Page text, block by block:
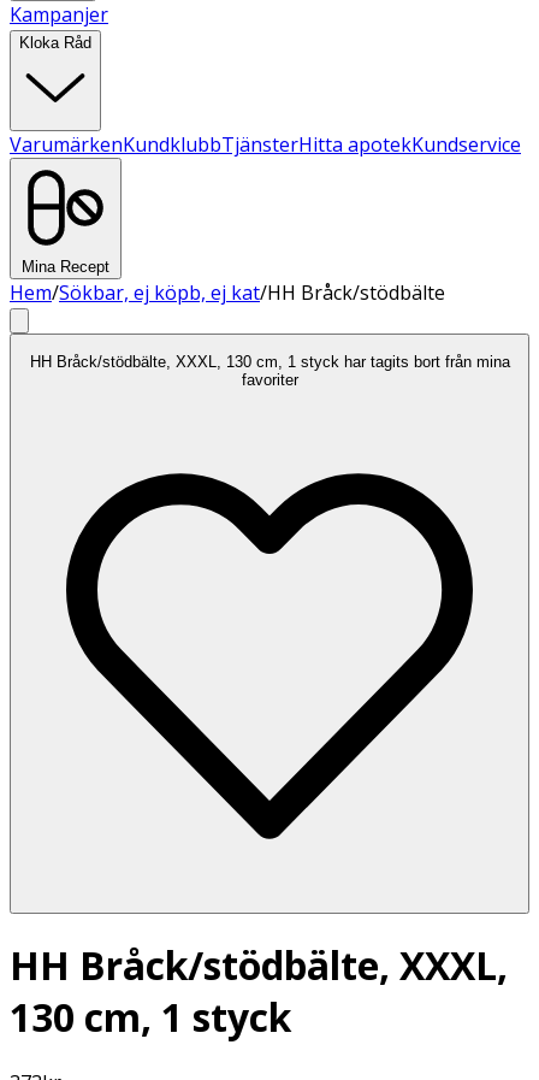
Kampanjer
Kloka Råd
VarumärkenKundklubbTjänsterHitta apotekKundservice
Mina Recept
Hem/Sökbar, ej köpb, ej kat/HH Bråck/stödbälte
HH Bråck/stödbälte, XXXL, 130 cm, 1 styck har tagits bort från mina
favoriter
HH Bråck/stödbälte, XXXL,
130 cm, 1 styck